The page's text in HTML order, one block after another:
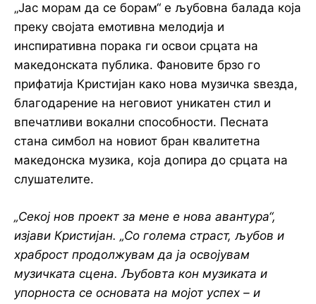
„Јас морам да се борам“ е љубовна балада која
преку својата емотивна мелодија и
инспиративна порака ги освои срцата на
македонската публика. Фановите брзо го
прифатија Кристијан како нова музичка ѕвезда,
благодарение на неговиот уникатен стил и
впечатливи вокални способности. Песната
стана симбол на новиот бран квалитетна
македонска музика, која допира до срцата на
слушателите.
„Секој нов проект за мене е нова авантура“,
изјави Кристијан. „Со голема страст, љубов и
храброст продолжувам да ја освојувам
музичката сцена. Љубовта кон музиката и
упорноста се основата на мојот успех – и